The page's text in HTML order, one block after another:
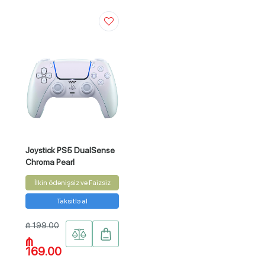
Joystick PS5 DualSense
Chroma Pearl
İlkin ödənişsiz və Faizsiz
Taksitlə al
₼ 199.00
₼
169.00